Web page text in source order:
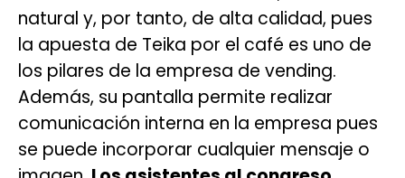
natural y, por tanto, de alta calidad, pues
la apuesta de Teika por el café es uno de
los pilares de la empresa de vending.
Además, su pantalla permite realizar
comunicación interna en la empresa pues
se puede incorporar cualquier mensaje o